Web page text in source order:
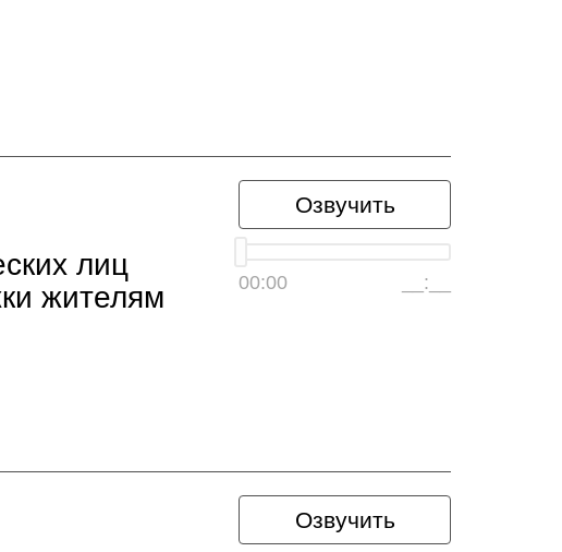
Озвучить
00:00 __:__
лиц
жителям
Озвучить